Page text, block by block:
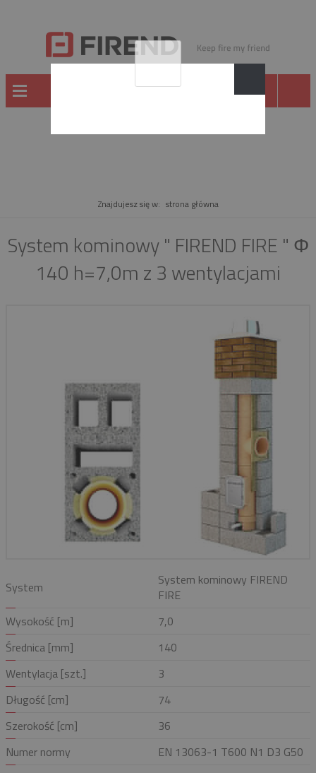
Znajdujesz się w: strona główna
System kominowy " FIREND FIRE " Φ
140 h=7,0m z 3 wentylacjami
System
System kominowy FIREND
FIRE
Wysokość [m]
7,0
Średnica [mm]
140
Wentylacja [szt.]
3
Długość [cm]
74
Szerokość [cm]
36
Numer normy
EN 13063-1 T600 N1 D3 G50